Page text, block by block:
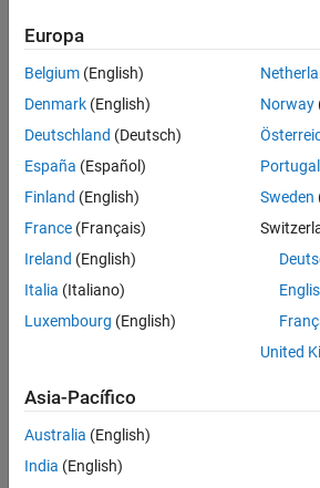
Europa
Belgium (English)
Denmark (English)
Deutschland (Deutsch)
España (Español)
Finland (English)
France (Français)
Ireland (English)
Italia (Italiano)
Luxembourg (English)
Norway
Portugal
Sweden
United
Asia-Pacífico
Australia (English)
India (English)
Centro de confianza
Marcas
Política de privacidad
Antipiratería
Información de contacto
© 1994-2026 The MathWorks, Inc.